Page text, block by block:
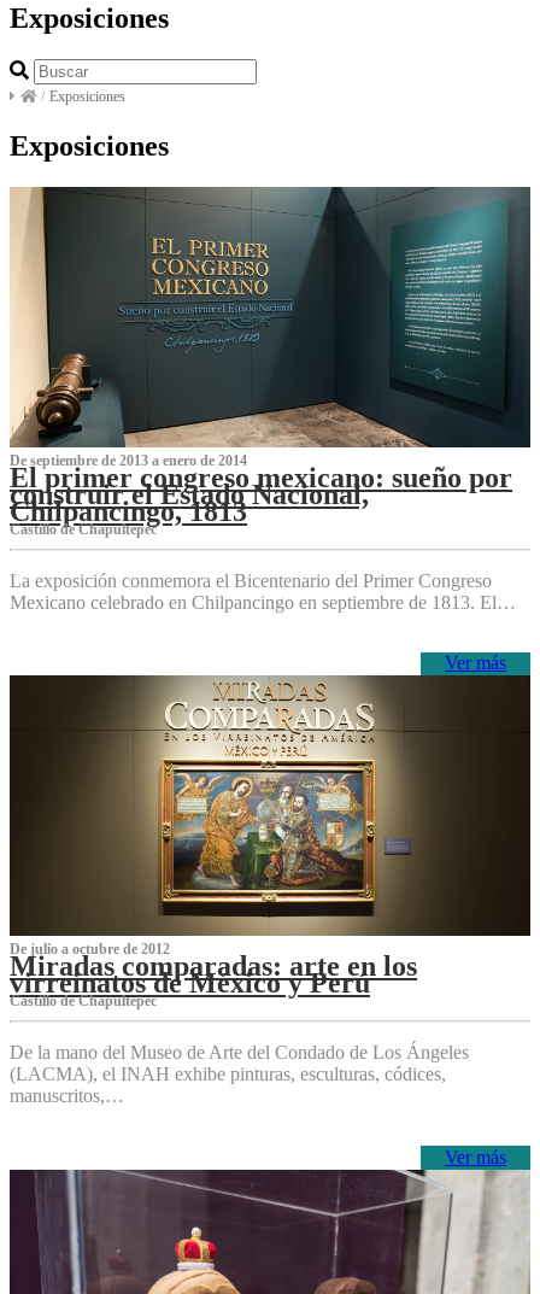
Exposiciones
/ Exposiciones
Exposiciones
De septiembre de 2013 a enero de 2014
El primer congreso mexicano: sueño por
construir el Estado Nacional,
Chilpancingo, 1813
Castillo de Chapultepec
La exposición conmemora el Bicentenario del Primer Congreso
Mexicano celebrado en Chilpancingo en septiembre de 1813. El…
Ver más
De julio a octubre de 2012
Miradas comparadas: arte en los
virreinatos de México y Perú
Castillo de Chapultepec
De la mano del Museo de Arte del Condado de Los Ángeles
(LACMA), el INAH exhibe pinturas, esculturas, códices,
manuscritos,…
Ver más